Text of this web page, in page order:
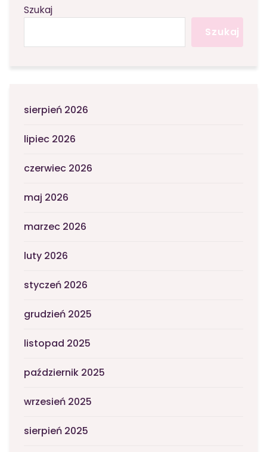
Szukaj
Szukaj
sierpień 2026
lipiec 2026
czerwiec 2026
maj 2026
marzec 2026
luty 2026
styczeń 2026
grudzień 2025
listopad 2025
październik 2025
wrzesień 2025
sierpień 2025